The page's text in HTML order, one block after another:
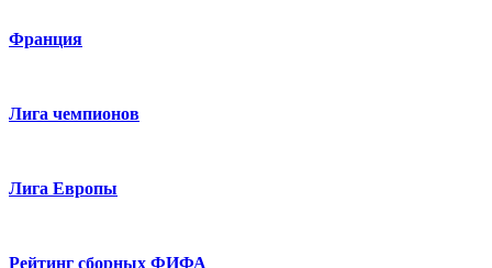
Франция
Лига чемпионов
Лига Европы
Рейтинг сборных ФИФА